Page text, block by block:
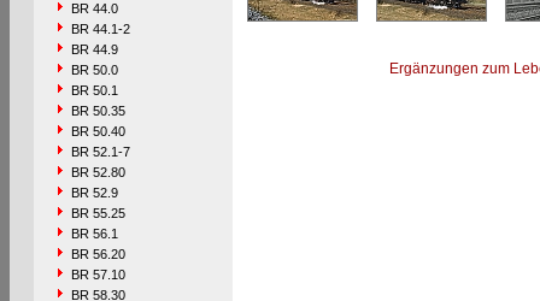
BR 44.0
BR 44.1-2
BR 44.9
BR 50.0
BR 50.1
BR 50.35
BR 50.40
BR 52.1-7
BR 52.80
BR 52.9
BR 55.25
BR 56.1
BR 56.20
BR 57.10
BR 58.30
Ergänzungen zum